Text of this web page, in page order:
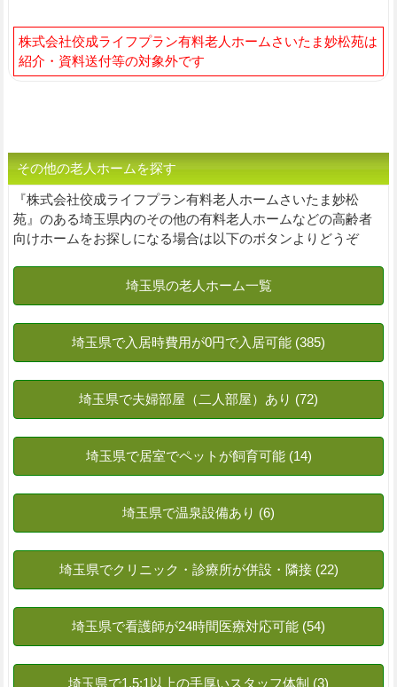
株式会社佼成ライフプラン有料老人ホームさいたま妙松苑は
紹介・資料送付等の対象外です
その他の老人ホームを探す
『株式会社佼成ライフプラン有料老人ホームさいたま妙松
苑』のある埼玉県内のその他の有料老人ホームなどの高齢者
向けホームをお探しになる場合は以下のボタンよりどうぞ